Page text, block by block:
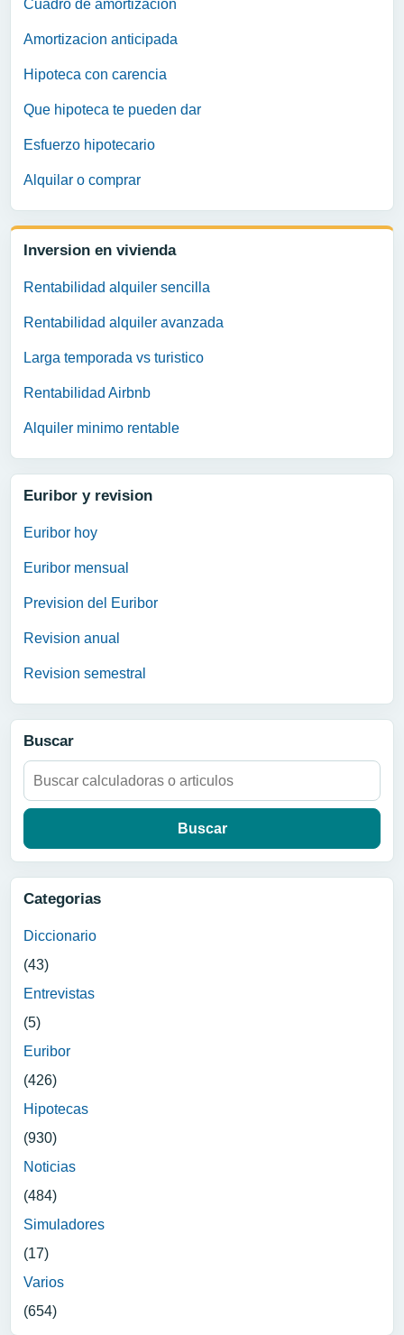
Cuadro de amortizacion
Amortizacion anticipada
Hipoteca con carencia
Que hipoteca te pueden dar
Esfuerzo hipotecario
Alquilar o comprar
Inversion en vivienda
Rentabilidad alquiler sencilla
Rentabilidad alquiler avanzada
Larga temporada vs turistico
Rentabilidad Airbnb
Alquiler minimo rentable
Euribor y revision
Euribor hoy
Euribor mensual
Prevision del Euribor
Revision anual
Revision semestral
Buscar
Buscar:
Categorias
Diccionario
(43)
Entrevistas
(5)
Euribor
(426)
Hipotecas
(930)
Noticias
(484)
Simuladores
(17)
Varios
(654)